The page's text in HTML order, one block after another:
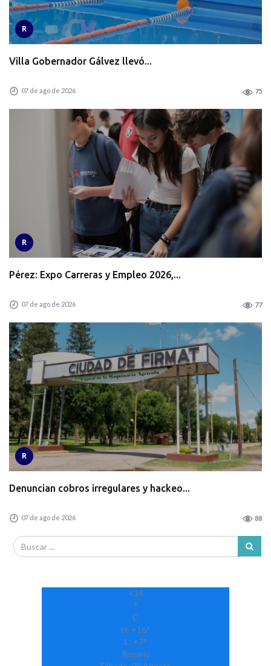
R
Villa Gobernador Gálvez llevó...
07 de ago de 2026 75
R
Pérez: Expo Carreras y Empleo 2026,...
07 de ago de 2026 77
R
Denuncian cobros irregulares y hackeo...
07 de ago de 2026 88
+14
°
C
H: +16°
L: +7°
Rosario